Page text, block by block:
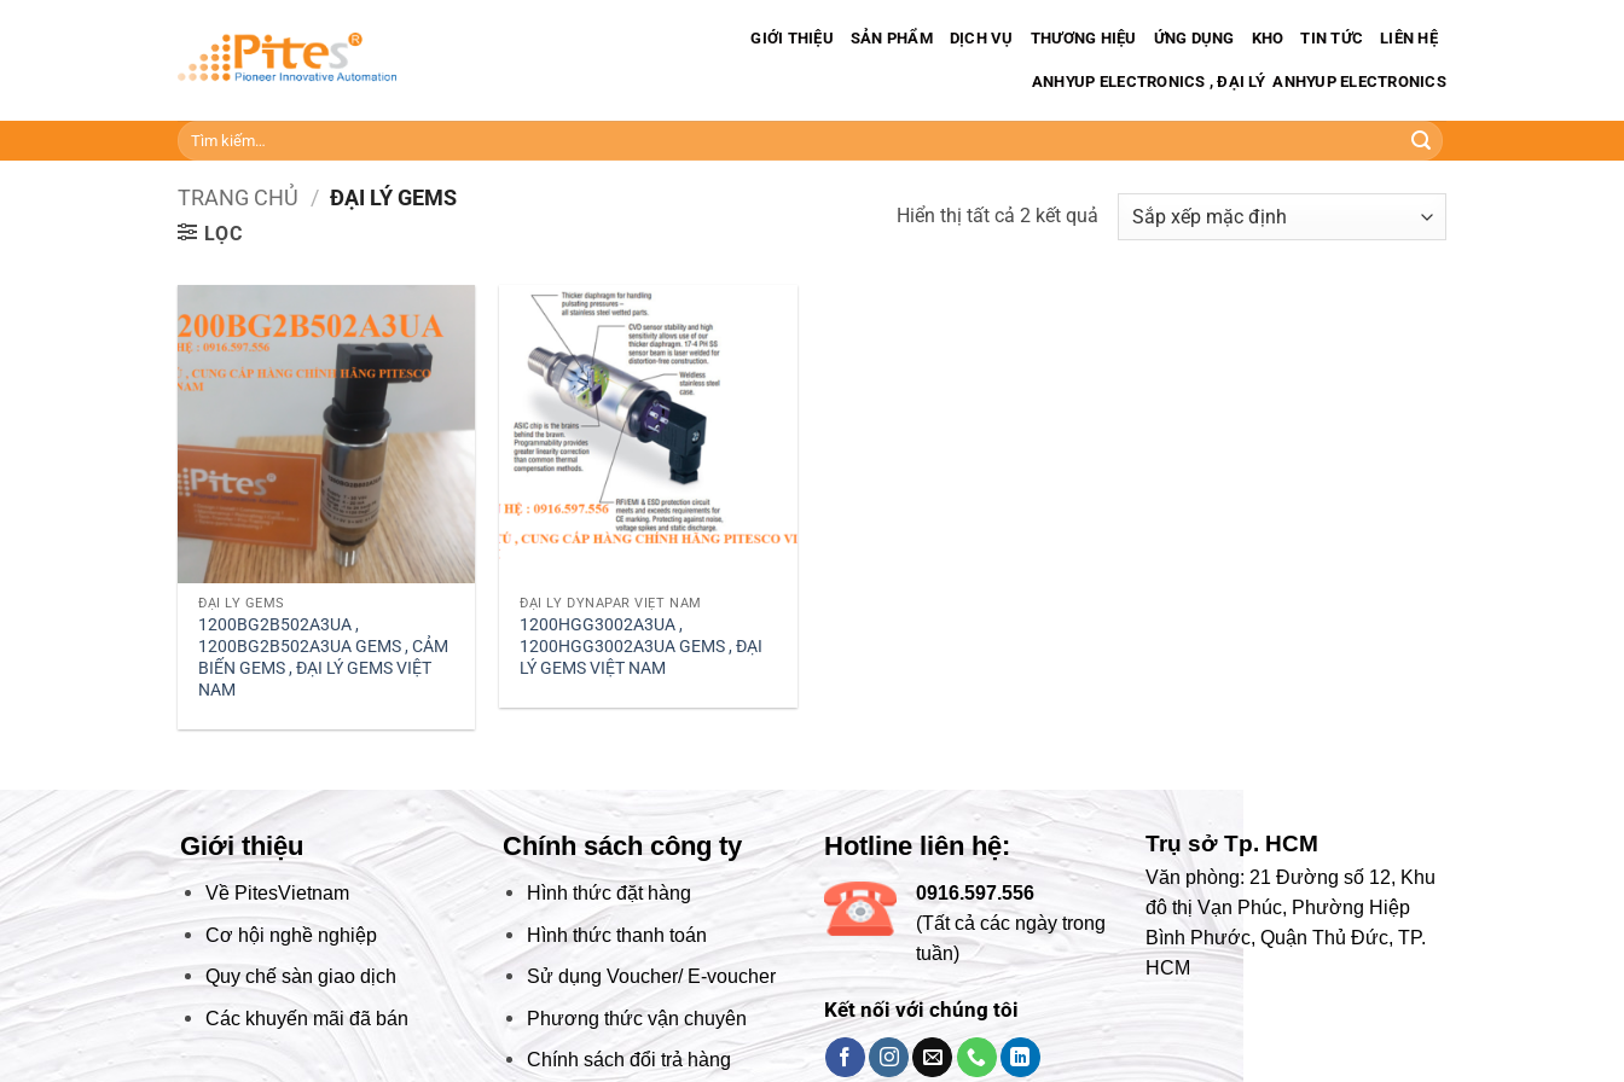
GIỚI THIỆU SẢN PHẨM DỊCH VỤ THƯƠNG HIỆU ỨNG DỤNG KHO TIN TỨC LIÊN HỆ
ANHYUP ELECTRONICS , ĐẠI LÝ ANHYUP ELECTRONICS
Tìm
kiếm:
TRANG CHỦ / ĐẠI LÝ GEMS
LỌC
Hiển thị tất cả 2 kết quả
ĐẠI LÝ GEMS
1200BG2B502A3UA ,
1200BG2B502A3UA GEMS , CẢM
BIẾN GEMS , ĐẠI LÝ GEMS VIỆT
NAM
ĐẠI LÝ DYNAPAR VIỆT NAM
1200HGG3002A3UA ,
1200HGG3002A3UA GEMS , ĐẠI
LÝ GEMS VIỆT NAM
Giới thiệu
Về PitesVietnam
Cơ hội nghề nghiệp
Quy chế sàn giao dịch
Các khuyến mãi đã bán
Chính sách công ty
Hình thức đặt hàng
Hình thức thanh toán
Sử dụng Voucher/ E-voucher
Phương thức vận chuyên
Chính sách đổi trả hàng
Hotline liên hệ:
0916.597.556
(Tất cả các ngày trong
tuần)
Kết nối với chúng tôi
Trụ sở Tp. HCM
Văn phòng: 21 Đường số 12, Khu
đô thị Vạn Phúc, Phường Hiệp
Bình Phước, Quận Thủ Đức, TP.
HCM